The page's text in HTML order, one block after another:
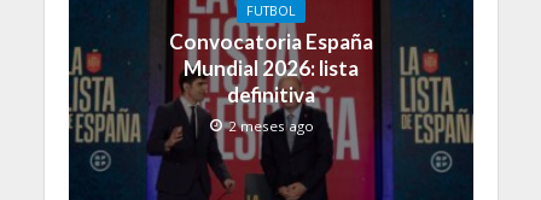
FUTBOL
Convocatoria España
Mundial 2026: lista
definitiva
2 meses ago